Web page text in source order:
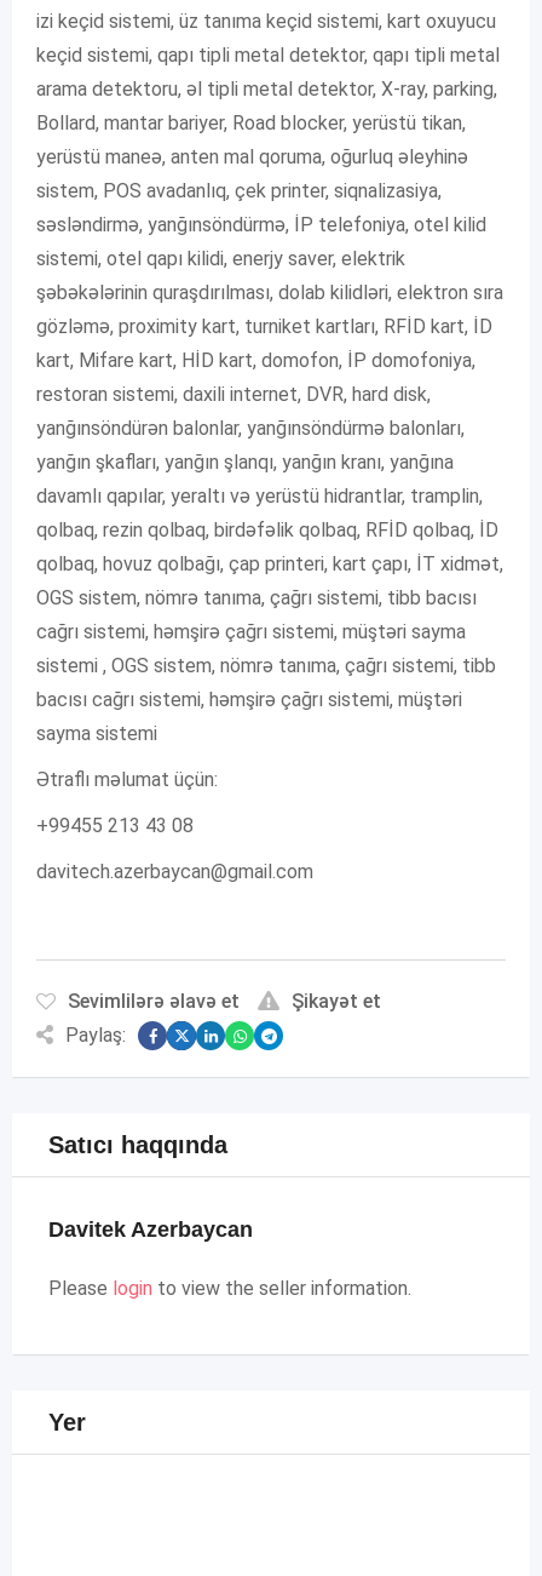
izi keçid sistemi, üz tanıma keçid sistemi, kart oxuyucu
keçid sistemi, qapı tipli metal detektor, qapı tipli metal
arama detektoru, əl tipli metal detektor, X-ray, parking,
Bollard, mantar bariyer, Road blocker, yerüstü tikan,
yerüstü maneə, anten mal qoruma, oğurluq əleyhinə
sistem, POS avadanlıq, çek printer, siqnalizasiya,
səsləndirmə, yanğınsöndürmə, İP telefoniya, otel kilid
sistemi, otel qapı kilidi, enerjy saver, elektrik
şəbəkələrinin quraşdırılması, dolab kilidləri, elektron sıra
gözləmə, proximity kart, turniket kartları, RFİD kart, İD
kart, Mifare kart, HİD kart, domofon, İP domofoniya,
restoran sistemi, daxili internet, DVR, hard disk,
yanğınsöndürən balonlar, yanğınsöndürmə balonları,
yanğın şkafları, yanğın şlanqı, yanğın kranı, yanğına
davamlı qapılar, yeraltı və yerüstü hidrantlar, tramplin,
qolbaq, rezin qolbaq, birdəfəlik qolbaq, RFİD qolbaq, İD
qolbaq, hovuz qolbağı, çap printeri, kart çapı, İT xidmət,
OGS sistem, nömrə tanıma, çağrı sistemi, tibb bacısı
cağrı sistemi, həmşirə çağrı sistemi, müştəri sayma
sistemi , OGS sistem, nömrə tanıma, çağrı sistemi, tibb
bacısı cağrı sistemi, həmşirə çağrı sistemi, müştəri
sayma sistemi
Ətraflı məlumat üçün:
+99455 213 43 08
davitech.azerbaycan@gmail.com
Sevimlilərə əlavə et
Şikayət et
Paylaş:
Satıcı haqqında
Davitek Azerbaycan
Please login to view the seller information.
Yer